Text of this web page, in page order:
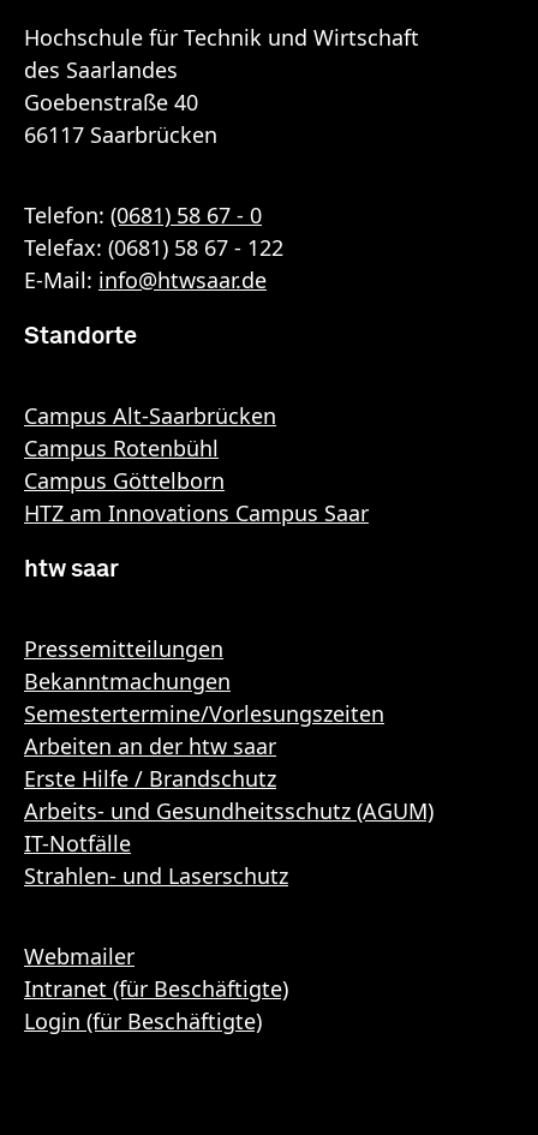
Hochschule für Technik und Wirtschaft
des Saarlandes
Goebenstraße 40
66117 Saarbrücken
Telefon: (0681) 58 67 - 0
Telefax: (0681) 58 67 - 122
E-Mail: info@htwsaar.de
Standorte
Campus Alt-Saarbrücken
Campus Rotenbühl
Campus Göttelborn
HTZ am Innovations Campus Saar
htw saar
Pressemitteilungen
Bekanntmachungen
Semestertermine/Vorlesungszeiten
Arbeiten an der htw saar
Erste Hilfe / Brandschutz
Arbeits- und Gesundheitsschutz (AGUM)
IT-Notfälle
Strahlen- und Laserschutz
Webmailer
Intranet (für Beschäftigte)
Login (für Beschäftigte)